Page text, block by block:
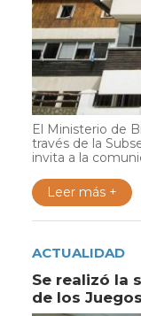
El Ministerio de
través de la
invita a la
Leer más +
ACTUALIDAD
Se realizó la
de los Juegos